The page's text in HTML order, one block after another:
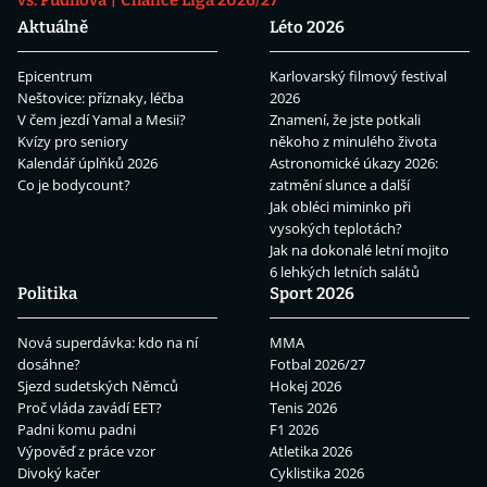
Aktuálně
Epicentrum
Neštovice: příznaky, léčba
V čem jezdí Yamal a Mesii?
Kvízy pro seniory
Kalendář úplňků 2026
Co je bodycount?
Léto 2026
Karlovarský filmový festival
2026
Znamení, že jste potkali
někoho z minulého života
Astronomické úkazy 2026:
zatmění slunce a další
Jak obléci miminko při
vysokých teplotách?
Jak na dokonalé letní mojito
6 lehkých letních salátů
Politika
Nová superdávka: kdo na ní
dosáhne?
Sjezd sudetských Němců
Proč vláda zavádí EET?
Padni komu padni
Výpověď z práce vzor
Divoký kačer
Sport 2026
MMA
Fotbal 2026/27
Hokej 2026
Tenis 2026
F1 2026
Atletika 2026
Cyklistika 2026